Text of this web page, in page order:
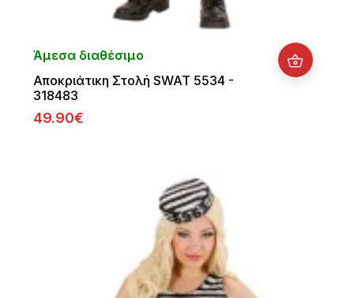
Άμεσα διαθέσιμο
Αποκριάτικη Στολή SWAT 5534 -
318483
49.90€